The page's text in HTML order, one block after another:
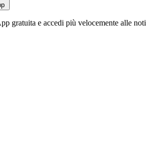
gratuita e accedi più velocemente alle